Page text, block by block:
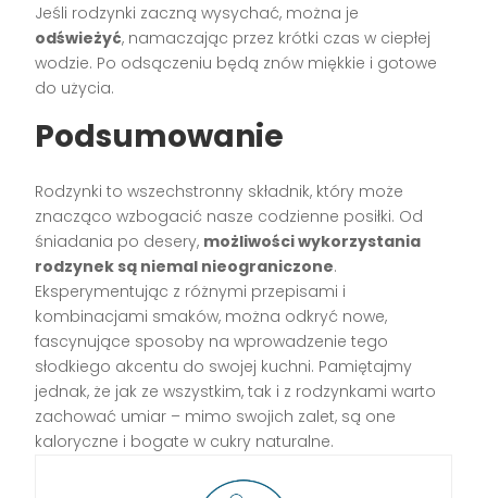
Jeśli rodzynki zaczną wysychać, można je
odświeżyć, namaczając przez krótki czas w ciepłej
wodzie. Po odsączeniu będą znów miękkie i gotowe
do użycia.
Podsumowanie
Rodzynki to wszechstronny składnik, który może
znacząco wzbogacić nasze codzienne posiłki. Od
śniadania po desery, możliwości wykorzystania
rodzynek są niemal nieograniczone.
Eksperymentując z różnymi przepisami i
kombinacjami smaków, można odkryć nowe,
fascynujące sposoby na wprowadzenie tego
słodkiego akcentu do swojej kuchni. Pamiętajmy
jednak, że jak ze wszystkim, tak i z rodzynkami warto
zachować umiar – mimo swojich zalet, są one
kaloryczne i bogate w cukry naturalne.